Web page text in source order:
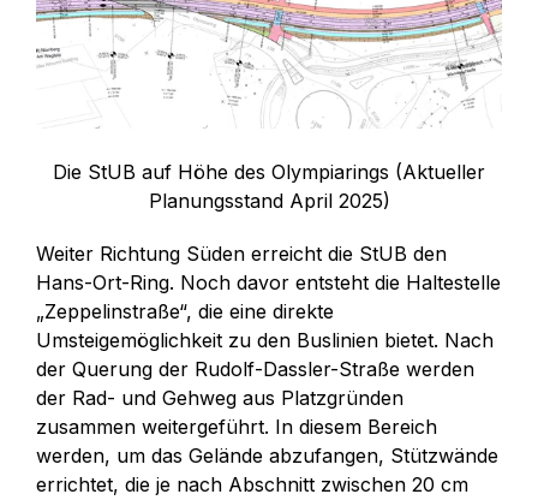
Die StUB auf Höhe des Olympiarings (Aktueller
Planungsstand April 2025)
Weiter Richtung Süden erreicht die StUB den
Hans-Ort-Ring. Noch davor entsteht die Haltestelle
„Zeppelinstraße“, die eine direkte
Umsteigemöglichkeit zu den Buslinien bietet. Nach
der Querung der Rudolf-Dassler-Straße werden
der Rad- und Gehweg aus Platzgründen
zusammen weitergeführt. In diesem Bereich
werden, um das Gelände abzufangen, Stützwände
errichtet, die je nach Abschnitt zwischen 20 cm